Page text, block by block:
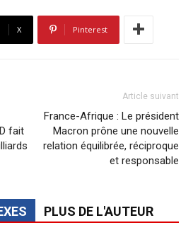
X Pinterest
fait
Article suivant
France-Afrique : Le président
Macron prône une nouvelle
relation équilibrée, réciproque
et responsable
PLUS DE L'AUTEUR